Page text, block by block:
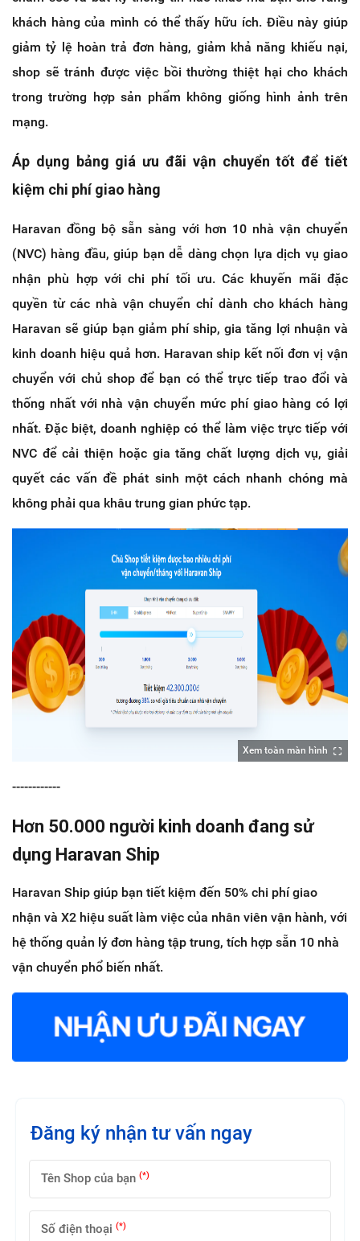
khách hàng của mình có thể thấy hữu ích. Điều này giúp
giảm tỷ lệ hoàn trả đơn hàng, giảm khả năng khiếu nại,
shop sẽ tránh được việc bồi thường thiệt hại cho khách
trong trường hợp sản phẩm không giống hình ảnh trên
mạng.
Áp dụng bảng giá ưu đãi vận chuyển tốt để tiết
kiệm chi phí giao hàng
Haravan đồng bộ sẵn sàng với hơn 10 nhà vận chuyển
(NVC) hàng đầu, giúp bạn dễ dàng chọn lựa dịch vụ giao
nhận phù hợp với chi phí tối ưu. Các khuyến mãi đặc
quyền từ các nhà vận chuyển chỉ dành cho khách hàng
Haravan sẽ giúp bạn giảm phí ship, gia tăng lợi nhuận và
kinh doanh hiệu quả hơn. Haravan ship kết nối đơn vị vận
chuyển với chủ shop để bạn có thể trực tiếp trao đổi và
thống nhất với nhà vận chuyển mức phí giao hàng có lợi
nhất. Đặc biệt, doanh nghiệp có thể làm việc trực tiếp với
NVC để cải thiện hoặc gia tăng chất lượng dịch vụ, giải
quyết các vấn đề phát sinh một cách nhanh chóng mà
không phải qua khâu trung gian phức tạp.
Xem toàn màn hình
------------
Hơn 50.000 người kinh doanh đang sử
dụng Haravan Ship
Haravan Ship giúp bạn tiết kiệm đến 50% chi phí giao
nhận và X2 hiệu suất làm việc của nhân viên vận hành, với
hệ thống quản lý đơn hàng tập trung, tích hợp sẵn 10 nhà
vận chuyển phổ biến nhất.
Đăng ký nhận tư vấn ngay
Tên Shop của bạn (*)
Số điện thoại (*)